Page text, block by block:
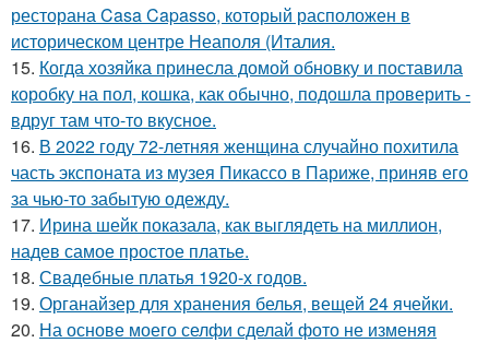
ресторана Casa Capasso, который расположен в
историческом центре Неаполя (Италия.
15. Когда хозяйка принесла домой обновку и поставила
коробку на пол, кошка, как обычно, подошла проверить -
вдруг там что-то вкусное.
16. В 2022 году 72-летняя женщина случайно похитила
часть экспоната из музея Пикассо в Париже, приняв его
за чью-то забытую одежду.
17. Ирина шейк показала, как выглядеть на миллион,
надев самое простое платье.
18. Свадебные платья 1920-х годов.
19. Органайзер для хранения белья, вещей 24 ячейки.
20. На основе моего селфи сделай фото не изменяя